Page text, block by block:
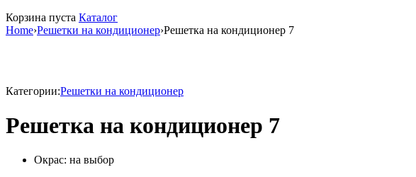
Корзина пуста Каталог
Home›Решетки на кондиционер›Решетка на кондиционер 7
Категории:Решетки на кондиционер
Решетка на кондиционер 7
Окрас: на выбор